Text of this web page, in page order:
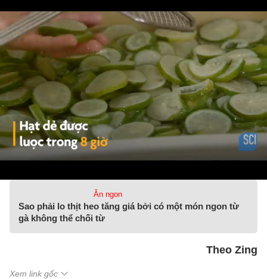
Ăn ngon
Sao phải lo thịt heo tăng giá bởi có một món ngon từ
gà không thể chối từ
Theo Zing
Xem link gốc